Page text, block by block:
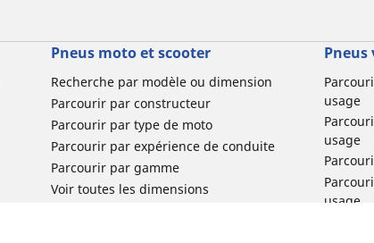
Pneus moto et scooter
Recherche par modèle ou dimension
Parcourir par constructeur
Parcourir par type de moto
Parcourir par expérience de conduite
Parcourir par gamme
Voir toutes les dimensions
Pneus
usage
usage
usage